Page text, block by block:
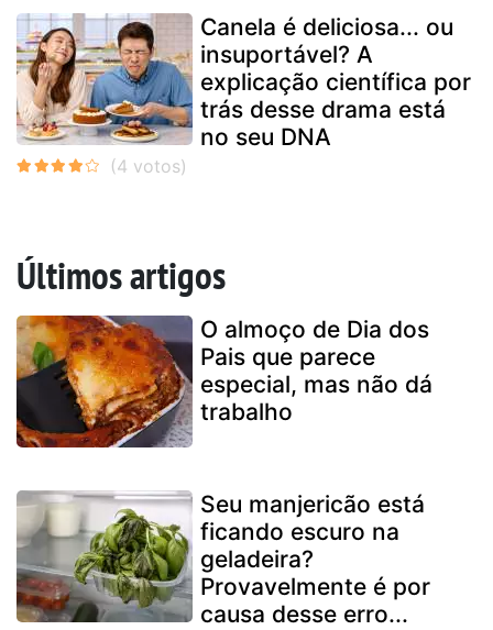
Canela é deliciosa... ou
insuportável? A
explicação científica por
trás desse drama está
no seu DNA
Últimos artigos
O almoço de Dia dos
Pais que parece
especial, mas não dá
trabalho
Seu manjericão está
ficando escuro na
geladeira?
Provavelmente é por
causa desse erro...